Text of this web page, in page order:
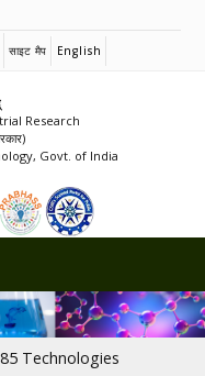
साइट मैप English
Research
Govt. of India
Technologies